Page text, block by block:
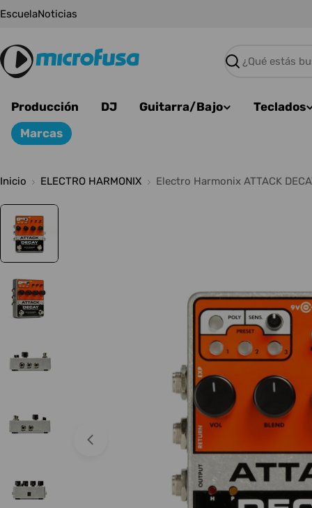
Saltar
EscuelaNoticias
Buscar
Producción DJ Guitarra/Bajo Teclados
Marcas
Inicio ELECTRO HARMONIX Electro Harmonix ATTACK
Abrir medios 0 en modal